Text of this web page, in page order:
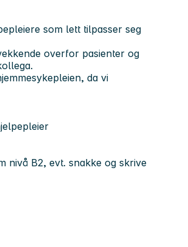
som lett tilpasser seg
overfor pasienter og
da vi
nivå B2, evt. snakke og skrive